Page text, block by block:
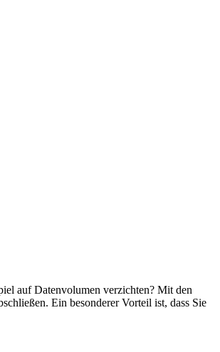
auf Datenvolumen verzichten? Mit den
Ein besonderer Vorteil ist, dass Sie